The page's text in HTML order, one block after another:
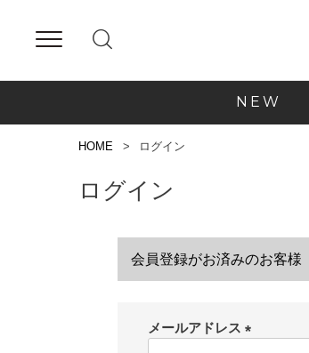
NEW
HOME ログイン
ログイン
会員登録がお済みのお客様
メールアドレス